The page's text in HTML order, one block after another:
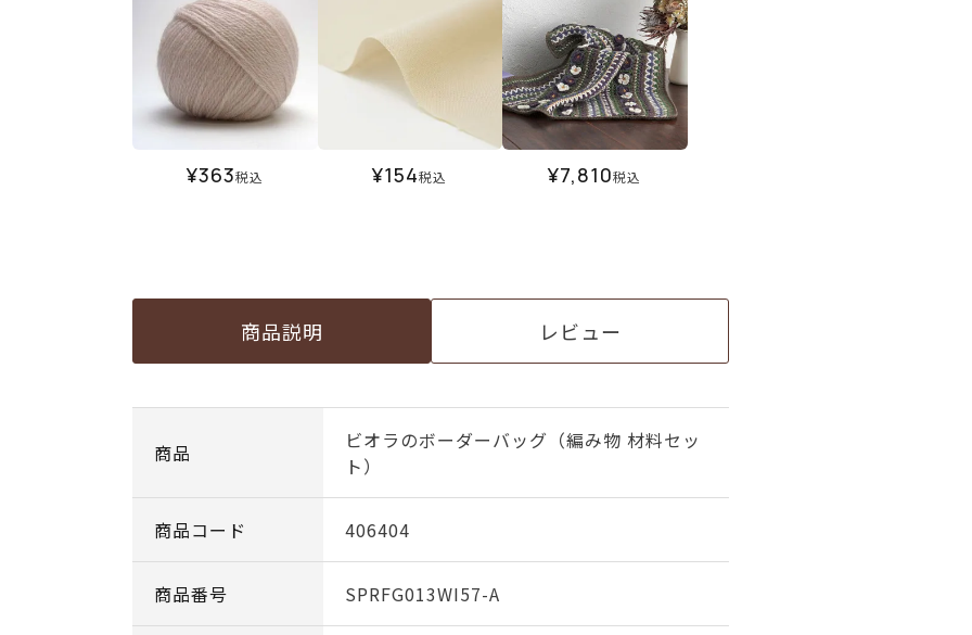
¥363税込 ¥154税込 ¥7,810税込
商品説明 レビュー
商品
ビオラのボーダーバッグ（編み物 材料セッ
ト）
商品コード 406404
商品番号 SPRFG013WI57-A